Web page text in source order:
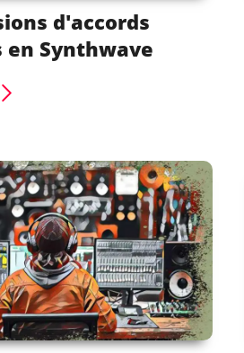
d'accords
en Synthwave